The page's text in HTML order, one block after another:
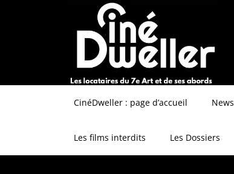
CinéDweller : page d’accueil News
Les films interdits Les Dossiers